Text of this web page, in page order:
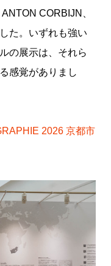
CORBIJN、
た。いずれも強い
の展示は、それら
感覚がありまし
2026 京都市